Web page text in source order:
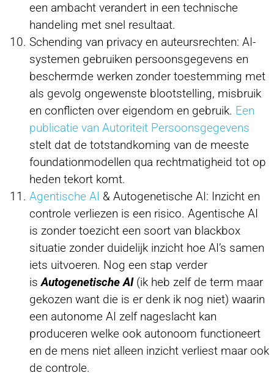
een ambacht verandert in een technische
handeling met snel resultaat.
Schending van privacy en auteursrechten: AI-
systemen gebruiken persoonsgegevens en
beschermde werken zonder toestemming met
als gevolg ongewenste blootstelling, misbruik
en conflicten over eigendom en gebruik. Een
publicatie van Autoriteit Persoonsgegevens
stelt dat de totstandkoming van de meeste
foundationmodellen qua rechtmatigheid tot op
heden tekort komt.
Agentische AI & Autogenetische AI: Inzicht en
controle verliezen is een risico. Agentische AI
is zonder toezicht een soort van blackbox
situatie zonder duidelijk inzicht hoe AI’s samen
iets uitvoeren. Nog een stap verder
isAutogenetische AI(ik heb zelf de term maar
gekozen want die is er denk ik nog niet) waarin
een autonome AI zelf nageslacht kan
produceren welke ook autonoom functioneert
en de mens niet alleen inzicht verliest maar ook
de controle.